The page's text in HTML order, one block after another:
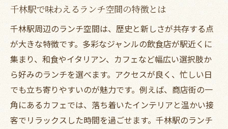
千林駅で味わえるランチ空間の特徴とは
千林駅周辺のランチ空間は、歴史と新しさが共存する点
が大きな特徴です。多彩なジャンルの飲食店が駅近くに
集まり、和食やイタリアン、カフェなど幅広い選択肢か
ら好みのランチを選べます。アクセスが良く、忙しい日
でも立ち寄りやすいのが魅力です。例えば、商店街の一
角にあるカフェでは、落ち着いたインテリアと温かい接
客でリラックスした時間を過ごせます。千林駅のランチ